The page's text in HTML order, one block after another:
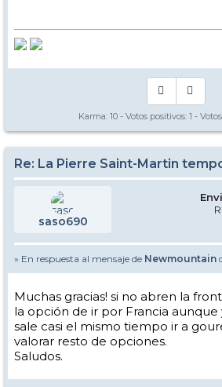
Karma: 10 - Votos positivos: 1 -
Re: La Pierre Saint-Martin
saso690
» En respuesta al mensaje de Newmountain
Muchas gracias! si no abren la
la opción de ir por Francia aunque
sale casi el mismo tiempo ir a
valorar resto de opciones.
Saludos.